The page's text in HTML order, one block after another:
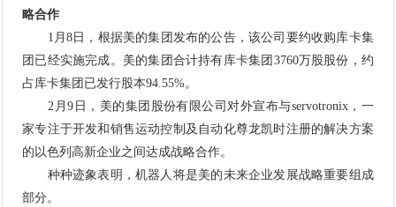
略合作
1月8日，根据美的集团发布的公告，该公司要约收购库卡集
团已经实施完成。美的集团合计持有库卡集团3760万股股份，约
占库卡集团已发行股本94.55%。
2月9日，美的集团股份有限公司对外宣布与servotronix，一
家专注于开发和销售运动控制及 自动化尊龙凯时注册的解决方案
的以色列高新企业之间达成战略合作。
种种迹象表明，机器人将是美的未来企业发展战略重要组成
部分。